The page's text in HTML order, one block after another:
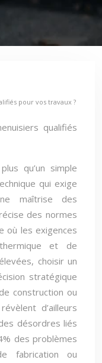
pour vos travaux ?
qualifiés
qu’un simple
qui exige
maîtrise des
des normes
où les exigences
et de
choisir un
stratégique
construction ou
d’ailleurs
désordres liés
des problèmes
fabrication ou